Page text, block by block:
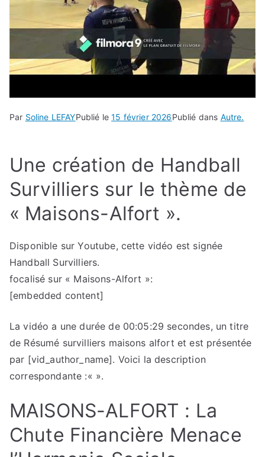
Par Soline LEFAYPublié le15 février 2026Publié dans Autre.
Une création de Handball
Survilliers sur le thème de
« Maisons-Alfort ».
Disponible sur Youtube, cette vidéo est signée
Handball Survilliers.
focalisé sur « Maisons-Alfort »:
[embedded content]
La vidéo a une durée de 00:05:29 secondes, un titre
de Résumé survilliers maisons alfort et est présentée
par [vid_author_name]. Voici la description
correspondante :« ».
MAISONS-ALFORT : La
Chute Financière Menace